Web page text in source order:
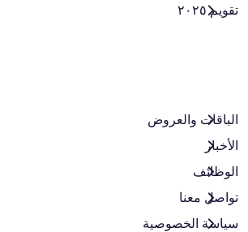
تقويم ٢٠٢٥
الباقات والعروض​
الأخبار
الوظائف
تواصل معنا
سياسة الخصوصية